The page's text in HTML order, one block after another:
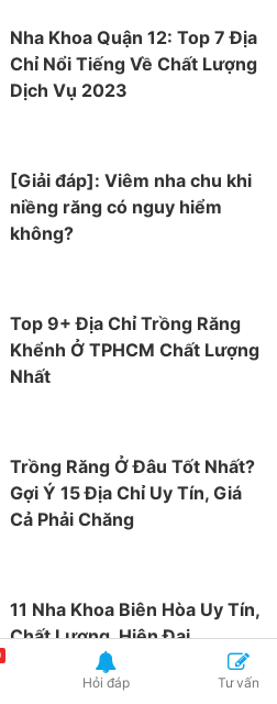
Nha Khoa Quận 12: Top 7 Địa
Chỉ Nổi Tiếng Về Chất Lượng
Dịch Vụ 2023
[Giải đáp]: Viêm nha chu khi
niềng răng có nguy hiểm
không?
Top 9+ Địa Chỉ Trồng Răng
Khểnh Ở TPHCM Chất Lượng
Nhất
Trồng Răng Ở Đâu Tốt Nhất?
Gợi Ý 15 Địa Chỉ Uy Tín, Giá
Cả Phải Chăng
11 Nha Khoa Biên Hòa Uy Tín,
Chất Lượng, Hiện Đại
Hỏi đáp Tư vấn